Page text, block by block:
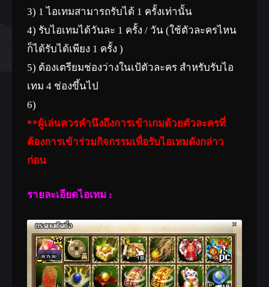
3) 1 ไอเทมสามารถรับได้ 1 ครั้งเท่านั้น
4) รับไอเทมได้วันละ 1 ครั้ง / วัน (ใช้ตัวละครไหน
ก็ได้รับได้เพียง 1 ครั้ง )
5) ต้องเตรียมช่องว่างในเป้ตัวละคร สำหรับรับไอ
เทม 4 ช่องขึ้นไป
6)
**ผู้เล่นควรคำนึงถึงการเข้าเกมด้วยตัวละครที่
ต้องการเข้าร่วมกิจกรรมเพื่อรับไอเทมดังกล่าว
ก่อน
รายละเอียดไอเทม :